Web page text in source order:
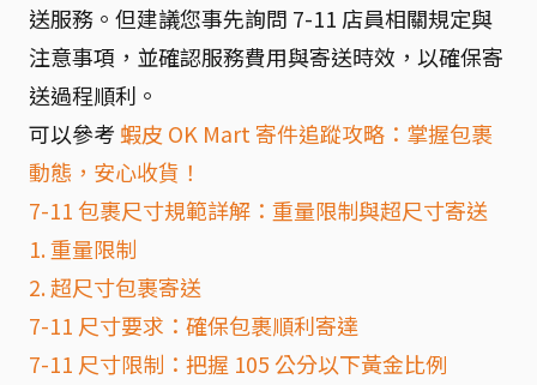
送服務。但建議您事先詢問 7-11 店員相關規定與
注意事項，並確認服務費用與寄送時效，以確保寄
送過程順利。
可以參考 蝦皮 OK Mart 寄件追蹤攻略：掌握包裹
動態，安心收貨！
7-11 包裹尺寸規範詳解：重量限制與超尺寸寄送
1. 重量限制
2. 超尺寸包裹寄送
7-11 尺寸要求：確保包裹順利寄達
7-11 尺寸限制：把握 105 公分以下黃金比例